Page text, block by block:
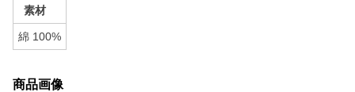
素材
綿 100%
商品画像